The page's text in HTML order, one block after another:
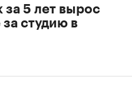
за 5 лет вырос
студию в